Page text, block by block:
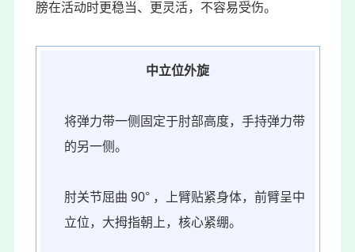
膀在活动时更稳当、更灵活，不容易受伤。
中立位外旋
将弹力带一侧固定于肘部高度，手持弹力带
的另一侧。
肘关节屈曲 90° ，上臂贴紧身体，前臂呈中
立位，大拇指朝上，核心紧绷。